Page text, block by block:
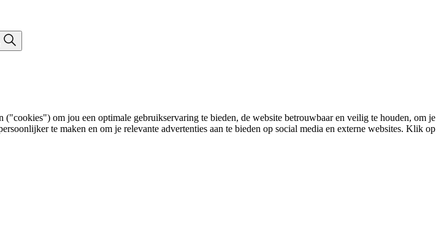
om jou een optimale gebruikservaring te bieden, de website betrouwbaar en veilig te houden, om je
te maken en om je relevante advertenties aan te bieden op social media en externe websites. Klik op